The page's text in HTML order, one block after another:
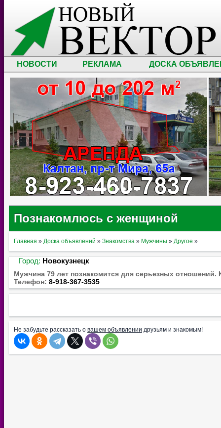
НОВОСТИ РЕКЛАМА ДОСКА
Познакомлюсь с женщиной
Главная » Доска объявлений » Знакомства » Мужчины » Другое »
Город: Новокузнецк
Мужчина 79 лет познакомится для серьезных
Телефон: 8-918-367-3535
Не забудьте рассказать о вашем объявлении друзьям и знакомым!